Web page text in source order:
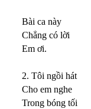
Bài ca này
Chẳng có lời
Em ơi.
2. Tôi ngồi hát
Cho em nghe
Trong bóng tối